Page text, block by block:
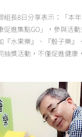
組長8日分享表示：「本
促進集點GO」，參與活
『水果樂』、『骰子樂』
抽獎活動，不僅促進健康